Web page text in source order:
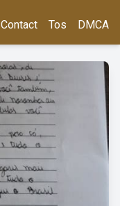
Contact Tos DMCA